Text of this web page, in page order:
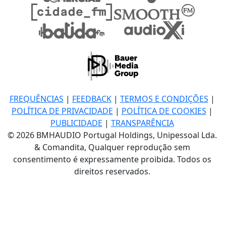
FREQUÊNCIAS | FEEDBACK| TERMOS E CONDIÇÕES |
POLÍTICA DE PRIVACIDADE | POLÍTICA DE COOKIES |
PUBLICIDADE | TRANSPARÊNCIA
© 2026 BMHAUDIO Portugal Holdings, Unipessoal Lda.
& Comandita, Qualquer reprodução sem
consentimento é expressamente proibida. Todos os
direitos reservados.